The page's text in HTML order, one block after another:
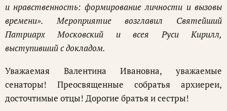
и нравственность: формирование личности и вызовы
времени». Мероприятие возглавил Святейший
Патриарх Московский и всея Руси Кирилл,
выступивший с докладом.
Уважаемая Валентина Ивановна, уважаемые
сенаторы! Преосвященные собратья архиереи,
досточтимые отцы! Дорогие братья и сестры!